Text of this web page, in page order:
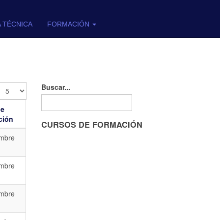
TÉCNICA FORMACIÓN
Buscar...
CURSOS DE FORMACIÓN